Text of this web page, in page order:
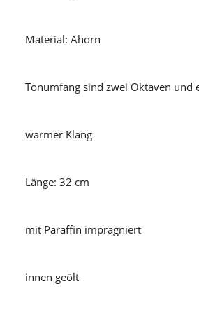
Material: Ahorn
Tonumfang sind zwei Oktaven und
warmer Klang
Länge: 32 cm
mit Paraffin imprägniert
innen geölt